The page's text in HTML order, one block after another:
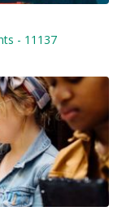
- 11137